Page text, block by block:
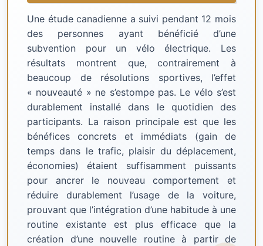
Une étude canadienne a suivi pendant 12 mois
des personnes ayant bénéficié d’une
subvention pour un vélo électrique. Les
résultats montrent que, contrairement à
beaucoup de résolutions sportives, l’effet
« nouveauté » ne s’estompe pas. Le vélo s’est
durablement installé dans le quotidien des
participants. La raison principale est que les
bénéfices concrets et immédiats (gain de
temps dans le trafic, plaisir du déplacement,
économies) étaient suffisamment puissants
pour ancrer le nouveau comportement et
réduire durablement l’usage de la voiture,
prouvant que l’intégration d’une habitude à une
routine existante est plus efficace que la
création d’une nouvelle routine à partir de